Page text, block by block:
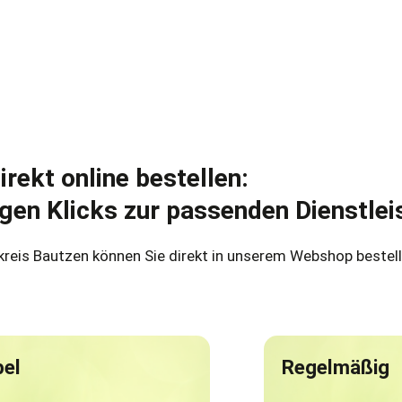
online bestellen:
Klicks zur passenden
Bautzen können Sie direkt in unserem Webshop
Regelmäßig